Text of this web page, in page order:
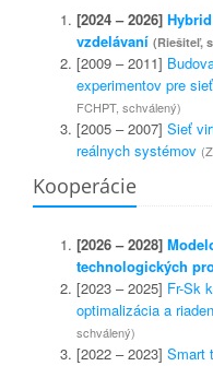
[2024 – 2026]
vzdelávaní (Riešiteľ,
[2009 – 2011]
experimentov pre
FCHPT, schválený)
[2005 – 2007] Sieť
reálnych systémov
Kooperácie
[2026 – 2028]
technologických
[2023 – 2025] Fr-Sk
optimalizácia a
schválený)
[2022 – 2023] Smart